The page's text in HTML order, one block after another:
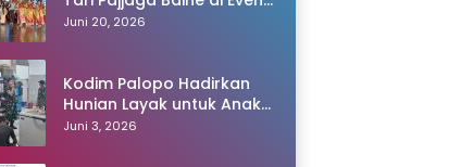
Toraya Ma’gellu’ 2026
Juni 20, 2026
Kodim Palopo Hadirkan
Hunian Layak untuk Anak
Panti
Juni 3, 2026